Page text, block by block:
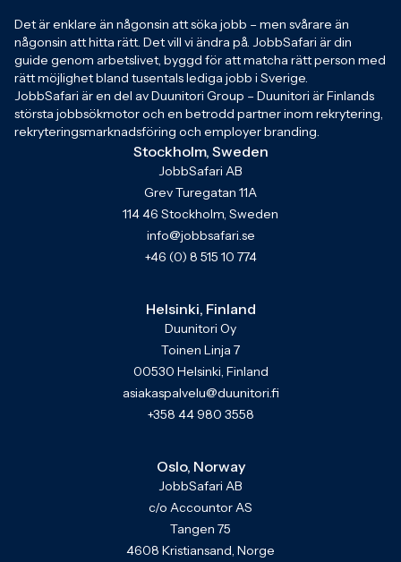
Det är enklare än någonsin att söka jobb – men svårare än
någonsin att hitta rätt. Det vill vi ändra på. JobbSafari är din
guide genom arbetslivet, byggd för att matcha rätt person med
rätt möjlighet bland tusentals lediga jobb i Sverige.
JobbSafari är en del av Duunitori Group – Duunitori är Finlands
största jobbsökmotor och en betrodd partner inom rekrytering,
rekryteringsmarknadsföring och employer branding.
Stockholm, Sweden
JobbSafari AB
Grev Turegatan 11A
114 46 Stockholm, Sweden
info@jobbsafari.se
+46 (0) 8 515 10 774
Helsinki, Finland
Duunitori Oy
Toinen Linja 7
00530 Helsinki, Finland
asiakaspalvelu@duunitori.fi
+358 44 980 3558
Oslo, Norway
JobbSafari AB
c/o Accountor AS
Tangen 75
4608 Kristiansand, Norge